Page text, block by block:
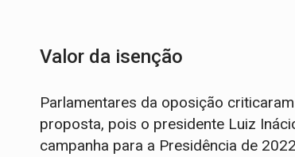
Valor da isenção
Parlamentares da oposição
proposta, pois o presidente Luiz
campanha para a Presidência de